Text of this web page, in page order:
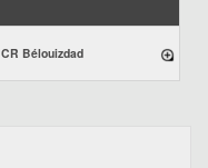
CR Bélouizdad